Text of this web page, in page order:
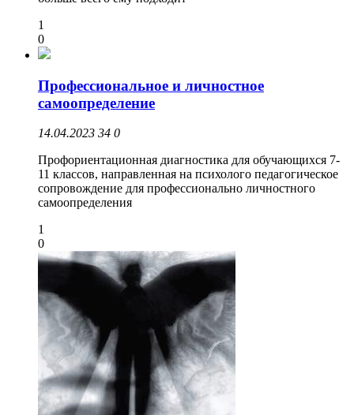
1
0
Профессиональное и личностное
самоопределение
14.04.2023 34 0
Профориентационная диагностика для обучающихся 7-
11 классов, направленная на психолого педагогическое
сопровождение для профессионально личностного
самоопределения
1
0